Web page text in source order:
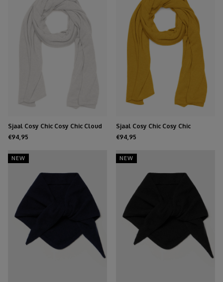
Sjaal Cosy Chic Cosy Chic Cloud
Dancer
€94,95
Sjaal Cosy Chic Cosy Chic
Mustard
€94,95
NEW NEW